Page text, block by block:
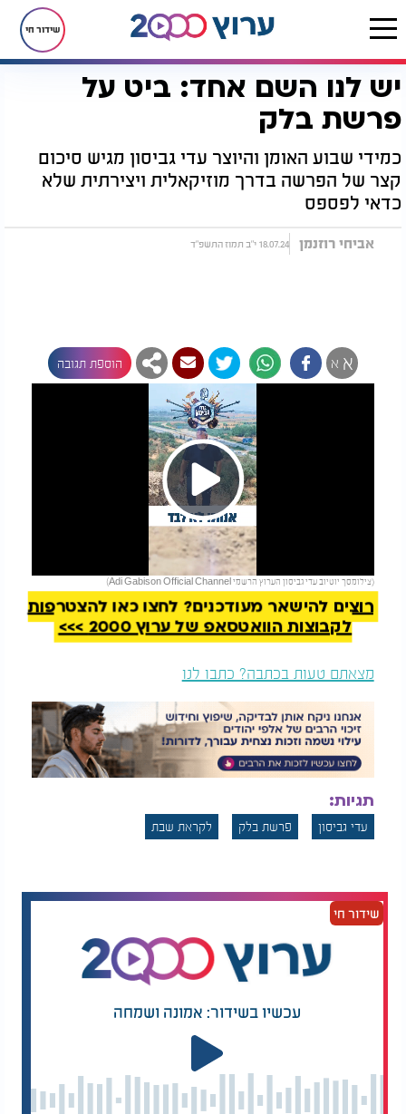
שידור חי
דף הבית יהדות לקראת שבת
יש לנו השם אחד: ביט על
פרשת בלק
כמידי שבוע האומן והיוצר עדי גביסון מגיש סיכום
קצר של הפרשה בדרך מוזיקאלית ויצירתית שלא
כדאי לפספס
אביחי רוזנמן 18.07.24 י"ב תמוז התשפ"ד
א א הוספת תגובה
Play
Video
(צילומסך יוטיוב עדי גביסון הערוץ הרשמי Adi Gabison Official Channel)
להמשך קריאה
רוצים להישאר מעודכנים? לחצו כאן להצטרפות
לקבוצות הוואטסאפ של ערוץ 2000 >>>
מצאתם טעות בכתבה? כתבו לנו
תגיות:
עדי גביסון פרשת בלק לקראת שבת
שידור חי
עכשיו בשידור: אמונה ושמחה